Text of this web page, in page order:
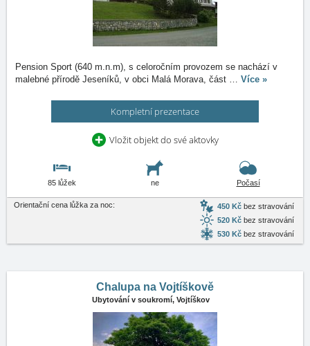
Pension Sport (640 m.n.m), s celoročním provozem se nachází v
malebné přírodě Jeseníků, v obci Malá Morava, část … Více »
Kompletní prezentace
Vložit objekt do své aktovky
85 lůžek ne Počasí
Orientační cena lůžka za noc: 450 Kč bez stravování
520 Kč bez stravování
530 Kč bez stravování
Chalupa na Vojtíškově
Ubytování v soukromí, Vojtíškov